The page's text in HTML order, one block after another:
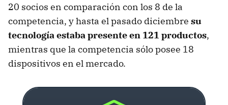
20 socios en comparación con los 8 de la
competencia, y hasta el pasado diciembre su
tecnología estaba presente en 121 productos,
mientras que la competencia sólo posee 18
dispositivos en el mercado.